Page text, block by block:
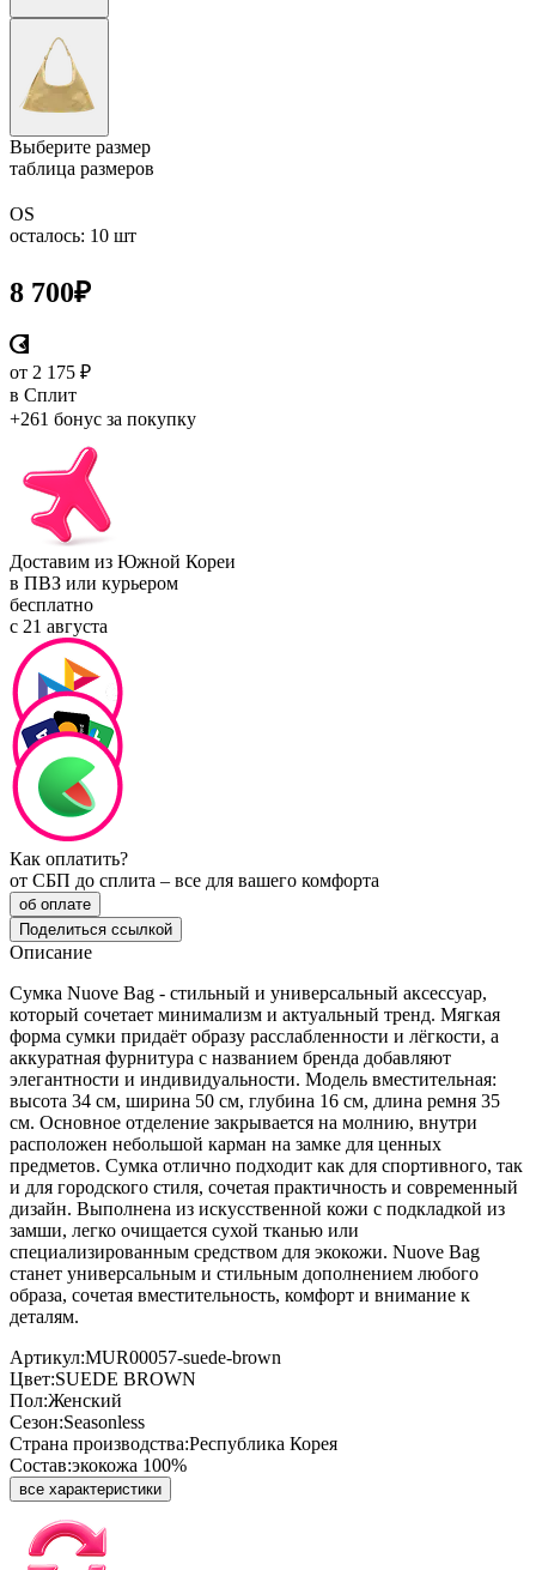
Выберите размер
таблица размеров
OS
осталось: 10 шт
8 700₽
от 2 175 ₽
в Сплит
+261 бонус за покупку
Доставим из Южной Кореи
в ПВЗ или курьером
бесплатно
с 21 августа
Как оплатить?
от СБП до сплита – все для вашего комфорта
об оплате
Поделиться ссылкой
Описание
Сумка Nuove Bag - стильный и универсальный аксессуар,
который сочетает минимализм и актуальный тренд. Мягкая
форма сумки придаёт образу расслабленности и лёгкости, а
аккуратная фурнитура с названием бренда добавляют
элегантности и индивидуальности. Модель вместительная:
высота 34 см, ширина 50 см, глубина 16 см, длина ремня 35
см. Основное отделение закрывается на молнию, внутри
расположен небольшой карман на замке для ценных
предметов. Сумка отлично подходит как для спортивного, так
и для городского стиля, сочетая практичность и современный
дизайн. Выполнена из искусственной кожи с подкладкой из
замши, легко очищается сухой тканью или
специализированным средством для экокожи. Nuove Bag
станет универсальным и стильным дополнением любого
образа, сочетая вместительность, комфорт и внимание к
деталям.
Артикул:MUR00057-suede-brown
Цвет:SUEDE BROWN
Пол:Женский
Сезон:Seasonless
Страна производства:Республика Корея
Состав:экокожа 100%
все характеристики